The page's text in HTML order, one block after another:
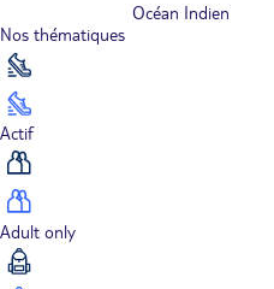
Océan Indien
Nos thématiques
Actif
Adult only